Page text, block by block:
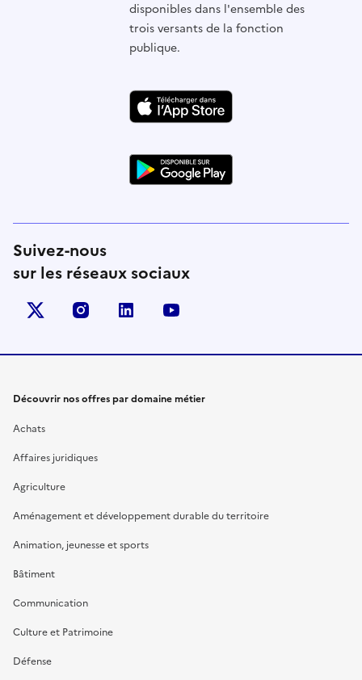
disponibles dans l'ensemble des
trois versants de la fonction
publique.
Suivez-nous
sur les réseaux sociaux
X (anciennement Twitter)
instagramlinkedin
Découvrir nos offres par domaine métier
Achats
Affaires juridiques
Agriculture
Aménagement et développement durable du territoire
Animation, jeunesse et sports
Bâtiment
Communication
Culture et Patrimoine
Défense